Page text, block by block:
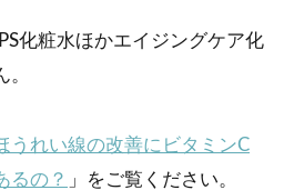
化粧水ほかエイジングケア化
うれい線の改善にビタミンC
るの？ 」をご覧ください。